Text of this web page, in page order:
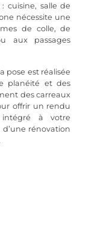
cuisine, salle de
nécessite une
de colle, de
aux passages
pose est réalisée
planéité et des
des carreaux
offrir un rendu
intégré à votre
rénovation